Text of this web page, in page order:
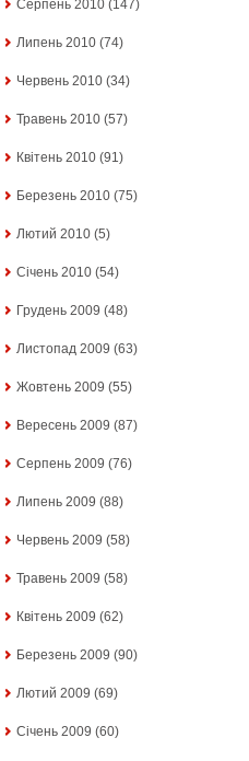
Серпень 2010 (147)
Липень 2010 (74)
Червень 2010 (34)
Травень 2010 (57)
Квітень 2010 (91)
Березень 2010 (75)
Лютий 2010 (5)
Січень 2010 (54)
Грудень 2009 (48)
Листопад 2009 (63)
Жовтень 2009 (55)
Вересень 2009 (87)
Серпень 2009 (76)
Липень 2009 (88)
Червень 2009 (58)
Травень 2009 (58)
Квітень 2009 (62)
Березень 2009 (90)
Лютий 2009 (69)
Січень 2009 (60)